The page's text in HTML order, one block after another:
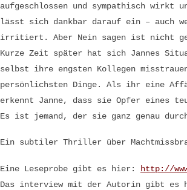
aufgeschlossen und sympathisch wirkt
lässt sich dankbar darauf ein – auch
irritiert. Aber Nein sagen ist nicht
Kurze Zeit später hat sich Jannes
selbst ihre engsten Kollegen
persönlichsten Dinge. Als ihr eine
erkennt Janne, dass sie Opfer eines
Es ist jemand, der sie ganz genau
Ein subtiler Thriller über
Eine Leseprobe gibt es hier:
http://
Das interview mit der Autorin gibt es